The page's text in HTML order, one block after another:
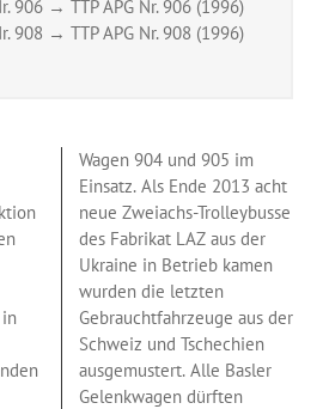
906 → TTP APG Nr. 906 (1996)
908 → TTP APG Nr. 908 (1996)
in